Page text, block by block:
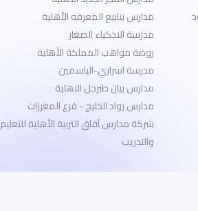
مدارس ينابيع المعرفه الأهلية
مدرسة الاذكياء الصغار
روضة مواهب المملكة الأهلية
مدرسة اسراري-الياسمين
مدارس بيان طبرجل الاهلية
مدارس رواد الخليج - فرع المغرزات
شركة مدارس آفاق التربية الأهلية للتعليم
والتدريب